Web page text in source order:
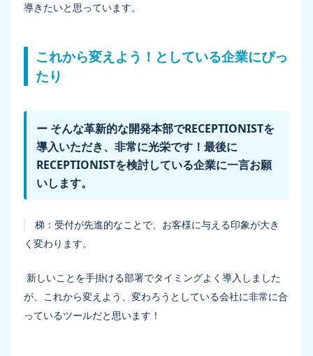
導きたいと思っています。
これから変えよう！としている企業にぴっ
たり
ー そんな革新的な開発本部でRECEPTIONISTを
導入いただき、非常に光栄です！最後に
RECEPTIONISTを検討している企業に一言お願
いします。
梯：受付が先進的なことで、お客様に与える印象が大き
く変わります。
新しいことを手掛ける部署でタイミングよく導入しました
が、これから変えよう、変わろうとしている会社に非常に合
っているツールだと思います！